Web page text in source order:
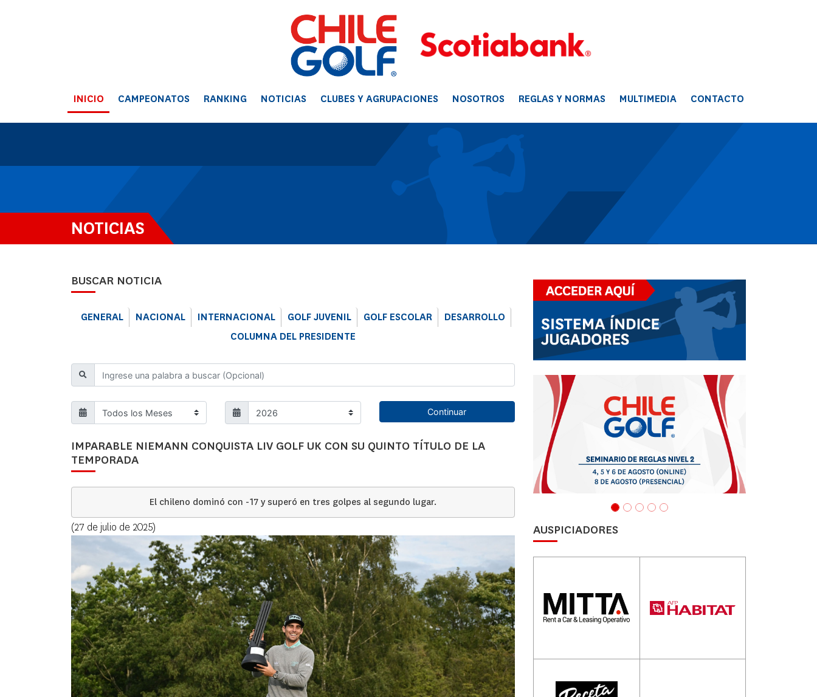
INICIO CAMPEONATOS RANKING NOTICIAS CLUBES Y AGRUPACIONES NOSOTROS REGLAS Y NORMAS MULTIMEDIA CONTACTO
NOTICIAS
BUSCAR NOTICIA
GENERAL NACIONAL INTERNACIONAL GOLF JUVENIL GOLF ESCOLAR
DESARROLLO
COLUMNA DEL PRESIDENTE
Continuar
IMPARABLE NIEMANN CONQUISTA LIV GOLF UK CON SU QUINTO TÍTULO DE LA
TEMPORADA
El chileno dominó con -17 y superó en tres golpes al segundo lugar.
(27 de julio de 2025) AUSPICIADORES